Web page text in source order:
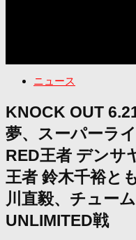
ニュース
KNOCK OUT
夢、スーパーラ
RED王者 デンサ
王者 鈴木千裕と
川直毅、チュー
UNLIMITED戦